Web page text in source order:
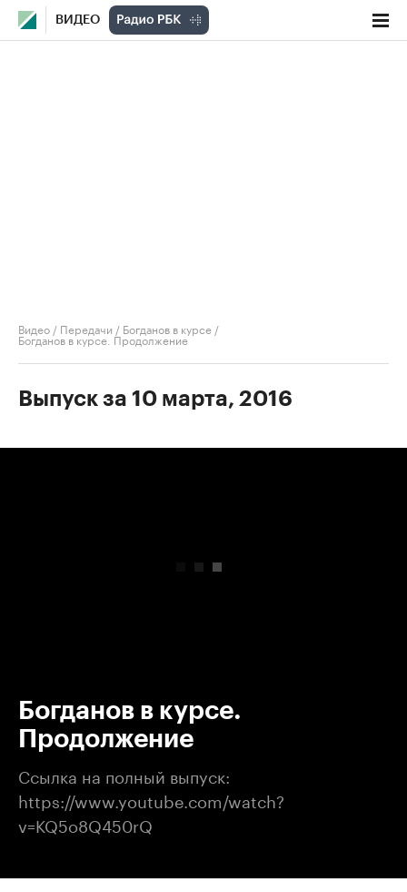
ВИДЕО
Видео / Передачи / Богданов в курсе /
Богданов в курсе. Продолжение
Выпуск за 10 марта, 2016
Богданов в курсе.
Продолжение
Ссылка на полный выпуск:
https://www.youtube.com/watch?
v=KQ5o8Q450rQ